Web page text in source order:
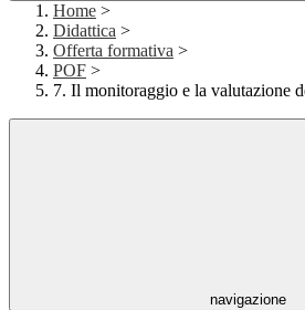
Home >
Didattica >
Offerta formativa >
POF >
7. Il monitoraggio e la valutazione
navigazione